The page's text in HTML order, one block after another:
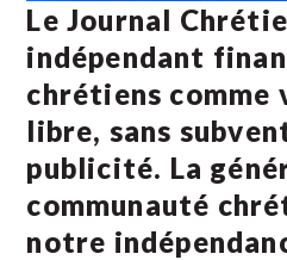
Le Journal
indépendant
chrétiens comme
libre, sans
publicité. La
communauté
notre